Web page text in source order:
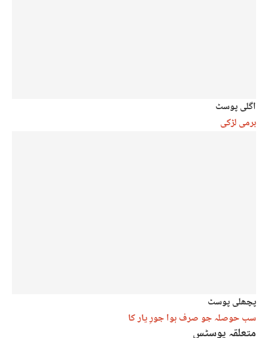
اگلی پوسٹ
برمی لڑکی
پچھلی پوسٹ
سب حوصلہ جو صرف ہوا جورِ یار کا
متعلقہ پوسٹس